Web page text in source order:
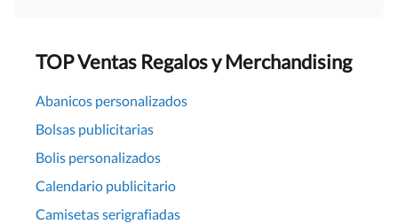
TOP Ventas Regalos y Merchandising
Abanicos personalizados
Bolsas publicitarias
Bolis personalizados
Calendario publicitario
Camisetas serigrafiadas